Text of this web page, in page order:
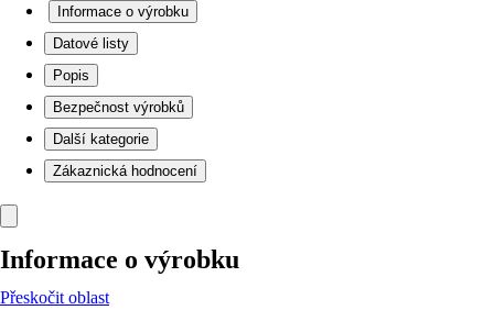
Informace o výrobku
Datové listy
Popis
Bezpečnost výrobků
Další kategorie
Zákaznická hodnocení
Informace o výrobku
Přeskočit oblast